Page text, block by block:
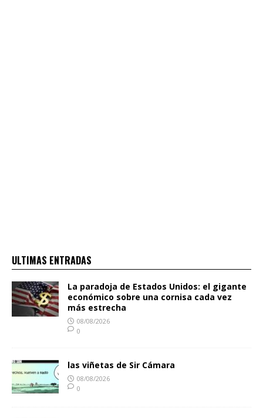
ULTIMAS ENTRADAS
La paradoja de Estados Unidos: el gigante
económico sobre una cornisa cada vez
más estrecha
08/08/2026
0
las viñetas de Sir Cámara
08/08/2026
0